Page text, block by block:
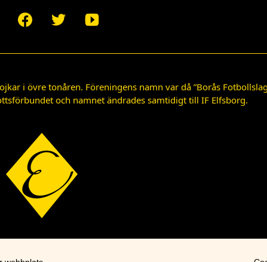
i övre tonåren. Föreningens namn var då ”Borås
och namnet ändrades samtidigt till IF Elfsborg.